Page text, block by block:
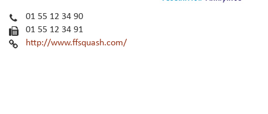
01 55 12 34 90
01 55 12 34 91
http://www.ffsquash.com/